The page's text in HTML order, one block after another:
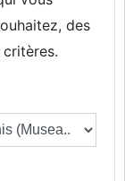
des